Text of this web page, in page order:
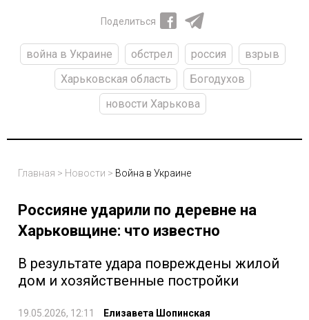
Поделиться
война в Украине обстрел россия
взрыв
Харьковская область
Богодухов
новости Харькова
Главная > Новости > Война в Украине
Россияне ударили по деревне на
Харьковщине: что известно
В результате удара повреждены жилой
дом и хозяйственные постройки
19.05.2026, 12:11 Елизавета Шопинская